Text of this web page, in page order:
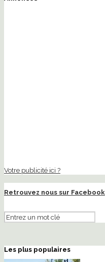
Votre publicité ici ?
Retrouvez nous sur Facebook
Les plus populaires